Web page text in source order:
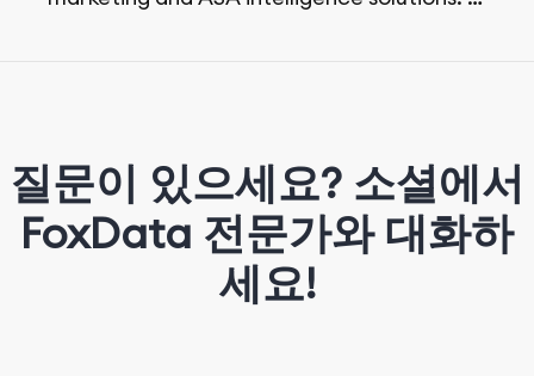
질문이 있으세요? 소셜에서
FoxData 전문가와 대화하
세요!